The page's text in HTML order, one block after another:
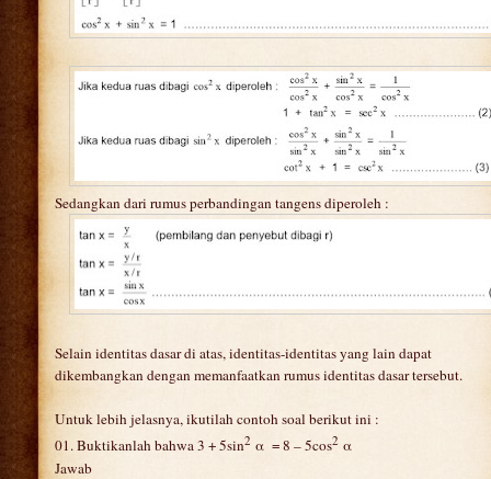
Sedangkan dari rumus perbandingan tangens diperoleh :
Selain identitas dasar di atas, identitas-identitas yang lain dapat
dikembangkan dengan memanfaatkan rumus identitas dasar tersebut.
Untuk lebih jelasnya, ikutilah contoh soal berikut ini :
01. Buktikanlah bahwa 3 + 5sin2 α = 8 – 5cos2 α
Jawab